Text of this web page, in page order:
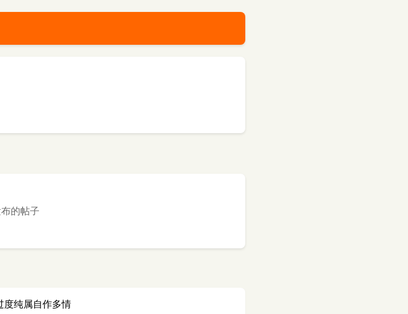
的帖子
度纯属自作多情